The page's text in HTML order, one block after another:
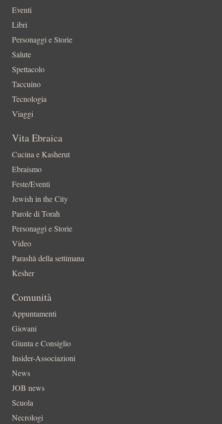
Eventi
Libri
Personaggi e Storie
Salute
Spettacolo
Taccuino
Tecnologia
Viaggi
Vita Ebraica
Cucina e Kasherut
Ebraismo
Feste/Eventi
Jewish in the City
Parole di Torah
Personaggi e Storie
Video
Parashà della settimana
Kesher
Comunità
Appuntamenti
Giovani
Giunta e Consiglio
Insider-Associazioni
News
JOB news
Scuola
Necrologi